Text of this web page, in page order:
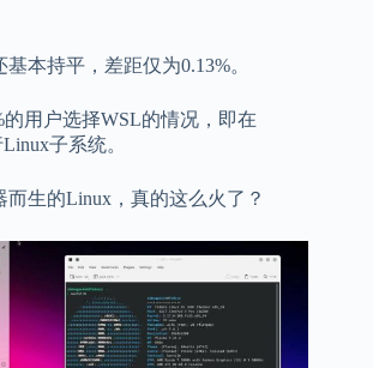
本持平，差距仅为0.13%。
用户选择WSL的情况，即在
子系统。
生的Linux，真的这么火了？